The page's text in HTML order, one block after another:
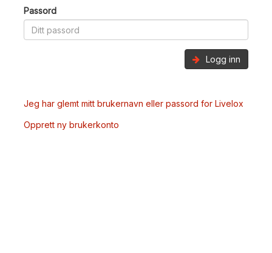
Passord
Logg inn
Jeg har glemt mitt brukernavn eller passord for Livelox
Opprett ny brukerkonto